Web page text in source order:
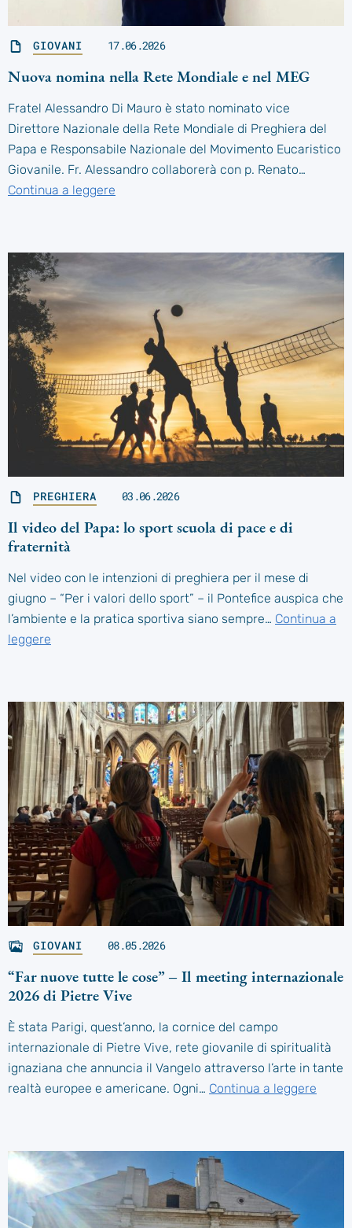
GIOVANI 17.06.2026
Nuova nomina nella Rete Mondiale e nel MEG
Fratel Alessandro Di Mauro è stato nominato vice
Direttore Nazionale della Rete Mondiale di Preghiera del
Papa e Responsabile Nazionale del Movimento Eucaristico
Giovanile. Fr. Alessandro collaborerà con p. Renato…
Continua a leggere
PREGHIERA 03.06.2026
Il video del Papa: lo sport scuola di pace e di
fraternità
Nel video con le intenzioni di preghiera per il mese di
giugno – “Per i valori dello sport” – il Pontefice auspica che
l’ambiente e la pratica sportiva siano sempre… Continua a
leggere
GIOVANI 08.05.2026
“Far nuove tutte le cose” – Il meeting internazionale
2026 di Pietre Vive
È stata Parigi, quest’anno, la cornice del campo
internazionale di Pietre Vive, rete giovanile di spiritualità
ignaziana che annuncia il Vangelo attraverso l’arte in tante
realtà europee e americane. Ogni… Continua a leggere